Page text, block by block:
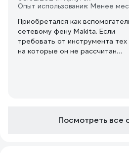
Опыт использования: Менее
Приобретался как
сетевому фену Makita. Если
требовать от инструмента тех
на которые он не рассчитан
термоусадку в коробке-
Посмотреть все